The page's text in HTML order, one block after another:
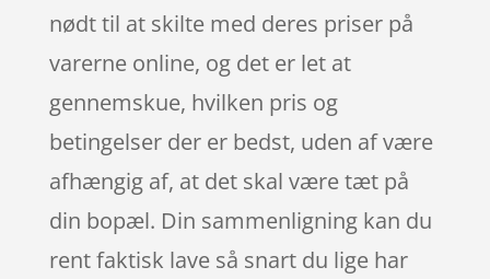
nødt til at skilte med deres priser på
varerne online, og det er let at
gennemskue, hvilken pris og
betingelser der er bedst, uden af være
afhængig af, at det skal være tæt på
din bopæl. Din sammenligning kan du
rent faktisk lave så snart du lige har